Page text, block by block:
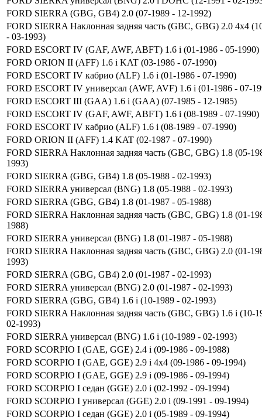
FORD SIERRA (GBG, GB4) 2.0 (07-1989 - 12-1992)
FORD SIERRA Наклонная задняя часть (GBC, GBG) 2.0 4x4
- 03-1993)
FORD ESCORT IV (GAF, AWF, ABFT) 1.6 i (01-1986 - 05-1990)
FORD ORION II (AFF) 1.6 i KAT (03-1986 - 07-1990)
FORD ESCORT IV кабрио (ALF) 1.6 i (01-1986 - 07-1990)
FORD ESCORT IV универсал (AWF, AVF) 1.6 i (01-1986 - 07-
FORD ESCORT III (GAA) 1.6 i (GAA) (07-1985 - 12-1985)
FORD ESCORT IV (GAF, AWF, ABFT) 1.6 i (08-1989 - 07-1990)
FORD ESCORT IV кабрио (ALF) 1.6 i (08-1989 - 07-1990)
FORD ORION II (AFF) 1.4 KAT (02-1987 - 07-1990)
FORD SIERRA Наклонная задняя часть (GBC, GBG) 1.8 (05-
1993)
FORD SIERRA (GBG, GB4) 1.8 (05-1988 - 02-1993)
FORD SIERRA универсал (BNG) 1.8 (05-1988 - 02-1993)
FORD SIERRA (GBG, GB4) 1.8 (01-1987 - 05-1988)
FORD SIERRA Наклонная задняя часть (GBC, GBG) 1.8 (01-
1988)
FORD SIERRA универсал (BNG) 1.8 (01-1987 - 05-1988)
FORD SIERRA Наклонная задняя часть (GBC, GBG) 2.0 (01-
1993)
FORD SIERRA (GBG, GB4) 2.0 (01-1987 - 02-1993)
FORD SIERRA универсал (BNG) 2.0 (01-1987 - 02-1993)
FORD SIERRA (GBG, GB4) 1.6 i (10-1989 - 02-1993)
FORD SIERRA Наклонная задняя часть (GBC, GBG) 1.6 i (10-
02-1993)
FORD SIERRA универсал (BNG) 1.6 i (10-1989 - 02-1993)
FORD SCORPIO I (GAE, GGE) 2.4 i (09-1986 - 09-1988)
FORD SCORPIO I (GAE, GGE) 2.9 i 4x4 (09-1986 - 09-1994)
FORD SCORPIO I (GAE, GGE) 2.9 i (09-1986 - 09-1994)
FORD SCORPIO I седан (GGE) 2.0 i (02-1992 - 09-1994)
FORD SCORPIO I универсал (GGE) 2.0 i (09-1991 - 09-1994)
FORD SCORPIO I седан (GGE) 2.0 i (05-1989 - 09-1994)